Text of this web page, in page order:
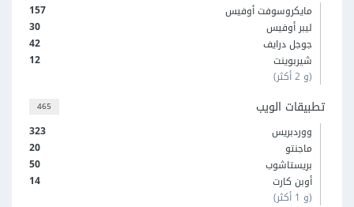
157
مايكروسوفت أوفيس
30
ليبر أوفيس
42
جوجل درايف
12
شيربوينت
(و 2 أكثر)
465 تطبيقات الويب
323
ووردبريس
20
ماجنتو
50
بريستاشوب
14
أوبن كارت
(و 1 أكثر)